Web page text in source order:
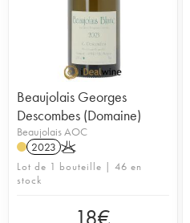
Beaujolais Georges
Descombes (Domaine)
Beaujolais AOC
2023 K
Lot de 1 bouteille | 46 en
stock